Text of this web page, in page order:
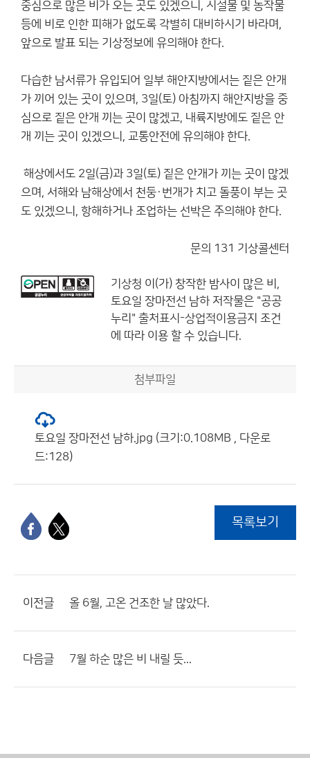
중심으로 많은 비가 오는 곳도 있겠으니, 시설물 및 농작물
등에 비로 인한 피해가 없도록 각별히 대비하시기 바라며,
앞으로 발표 되는 기상정보에 유의해야 한다.
다습한 남서류가 유입되어 일부 해안지방에서는 짙은 안개
가 끼어 있는 곳이 있으며, 3일(토) 아침까지 해안지방을 중
심으로 짙은 안개 끼는 곳이 많겠고, 내륙지방에도 짙은 안
개 끼는 곳이 있겠으니, 교통안전에 유의해야 한다.
해상에서도 2일(금)과 3일(토) 짙은 안개가 끼는 곳이 많겠
으며, 서해와 남해상에서 천둥·번개가 치고 돌풍이 부는 곳
도 있겠으니, 항해하거나 조업하는 선박은 주의해야 한다.
문의 131 기상콜센터
기상청 이(가) 창작한 밤사이 많은 비,
토요일 장마전선 남하 저작물은 "공공
누리" 출처표시-상업적이용금지 조건
에 따라 이용 할 수 있습니다.
첨부파일
토요일 장마전선 남하.jpg (크기:0.108MB , 다운로
드:128)
목록보기
이전글 올 6월, 고온 건조한 날 많았다.
다음글 7월 하순 많은 비 내릴 듯...